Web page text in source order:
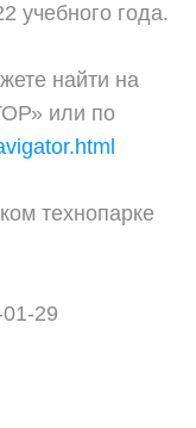
учебного года.
найти на
или по
технопарке
29